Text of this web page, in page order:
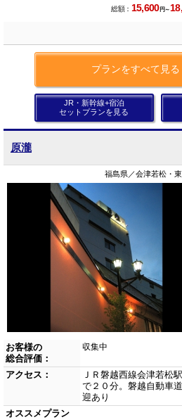
総額： 15,600円～
プランをすべて見る
JR・新幹線+宿泊
セットプランを見る
原瀧
福島県／会津若松・
お客様の
総合評価：
収集中
アクセス：
ＪＲ磐越西線会津若松
で２０分。磐越自動車
迎あり
オススメプラン